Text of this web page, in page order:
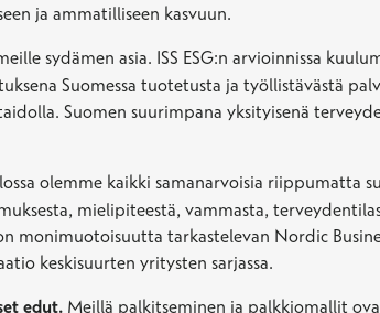
ja ammatilliseen kasvuun.
sydämen asia. ISS ESG:n arvioinnissa
Suomessa tuotetusta ja työllistävästä
Suomen suurimpana yksityisenä
olemme kaikki samanarvoisia riippumatta
mielipiteestä, vammasta,
monimuotoisuutta tarkastelevan Nordic
keskisuurten yritysten sarjassa.
edut. Meillä palkitseminen ja palkkiomallit